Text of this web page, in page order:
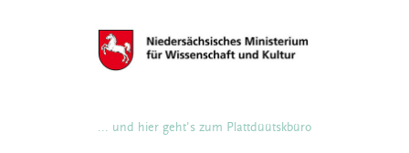
... und hier geht's zum Plattdüütskbüro